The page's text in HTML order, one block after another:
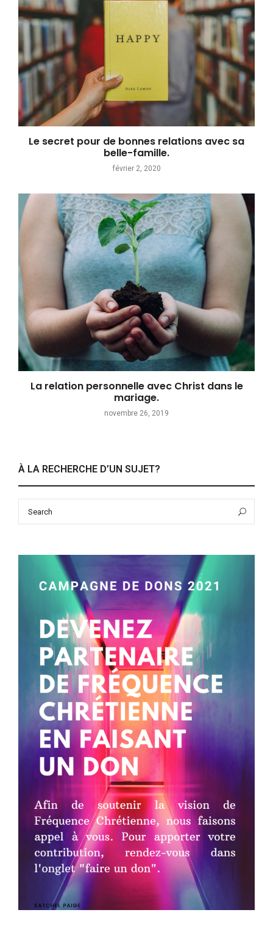
Le secret pour de bonnes relations avec sa
belle-famille.
février 2, 2020
La relation personnelle avec Christ dans le
mariage.
novembre 26, 2019
À LA RECHERCHE D’UN SUJET?